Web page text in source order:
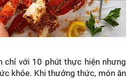
chỉ với 10 phút thực hiện nhưng
khỏe. Khi thưởng thức, món ăn